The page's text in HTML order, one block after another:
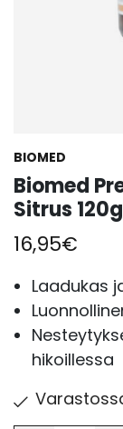
BIOMED
Biomed
Sitrus 120g
16,95€
Laadukas
hikoillessa